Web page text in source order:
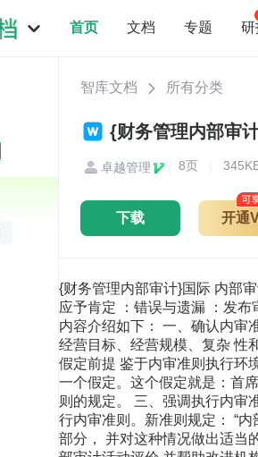
首页 文档 专题 研
智库文档 所有分类
{财务管理内部审
卓越管理 8页
下载 开通
{财务管理内部审计}国际 内部
应予肯定 ：错误与遗漏 ：发
内容介绍如下： 一、确认内审
经营目标、经营规模、复杂 性
假定前提 鉴于内审准则执行环
一个假定。这个假定就是：首
则的规定。 三、强调执行内审
行内审准则。新准则规定： “
部分， 并对这种情况做出适当